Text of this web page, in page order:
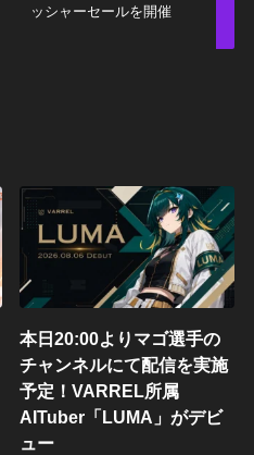
ッシャーセールを開催
本日20:00よりマゴ選手の
チャンネルにて配信を実施
予定！VARREL所属
AITuber「LUMA」がデビ
ュー